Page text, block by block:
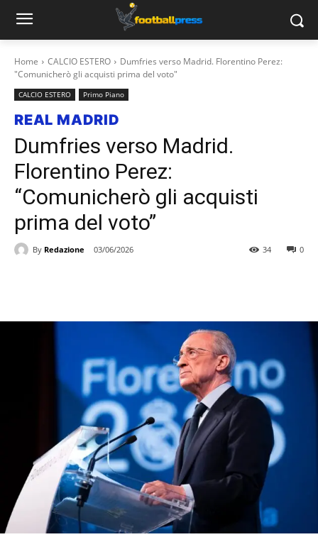
Home CALCIO ESTERO
Dumfries verso Madrid. Florentino Perez:
"Comunicherò gli acquisti prima del voto"
CALCIO ESTERO Primo Piano
REAL MADRID
Dumfries verso Madrid.
Florentino Perez:
“Comunicherò gli acquisti
prima del voto”
By Redazione 03/06/2026 0
34